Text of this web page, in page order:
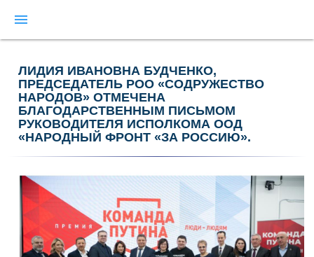
menu
ЛИДИЯ ИВАНОВНА БУДЧЕНКО,
ПРЕДСЕДАТЕЛЬ РОО «СОДРУЖЕСТВО
НАРОДОВ» ОТМЕЧЕНА
БЛАГОДАРСТВЕННЫМ ПИСЬМОМ
РУКОВОДИТЕЛЯ ИСПОЛКОМА ООД
«НАРОДНЫЙ ФРОНТ «ЗА РОССИЮ».